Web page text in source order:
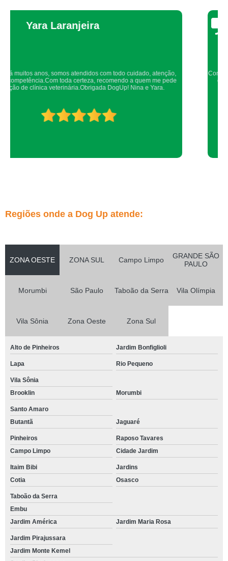
Thaynah Souza
Confio de olhos fechados os meus cachorros nos atendimentos da dog up,
os veterinários sempre são atenciosos e verificam todos os detalhes
possíveis.
Regiões onde a Dog Up atende:
ZONA OESTE ZONA SUL Campo Limpo
GRANDE SÃO
PAULO
Morumbi São Paulo Taboão da Serra Vila Olímpia
Vila Sônia Zona Oeste Zona Sul
Alto de Pinheiros Jardim Bonfiglioli
Lapa Rio Pequeno
Vila Sônia
Brooklin
Morumbi
Santo Amaro
Butantã
Jaguaré
Pinheiros
Raposo Tavares
Campo Limpo
Cidade Jardim
Itaim Bibi
Jardins
Cotia
Osasco
Taboão da Serra
Embu
Jardim América
Jardim Maria Rosa
Jardim Pirajussara
Jardim Monte Kemel